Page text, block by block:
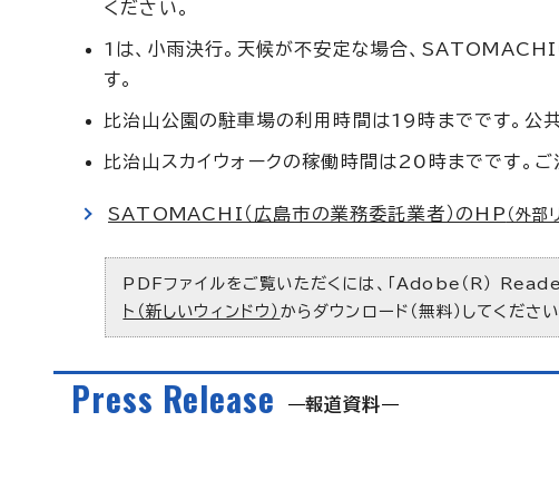
ください。
1は、小雨決行。天候が不安定な場合、
す。
比治山公園の駐車場の利用時間は19時までです。公
比治山スカイウォークの稼働時間は20時までです。ご
SATOMACHI（広島市の業務委託業者）のHP （外部
PDFファイルをご覧いただくには、「Adobe（R）
ト（新しいウィンドウ） からダウンロード（無料）してください
Press Release 報道資料